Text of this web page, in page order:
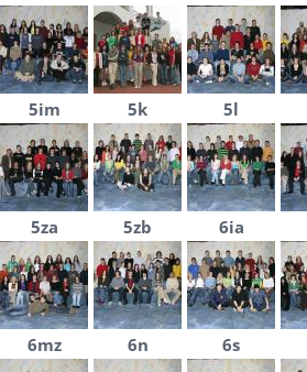
5im 5k 5l
5za 5zb 6ia
6mz 6n 6s